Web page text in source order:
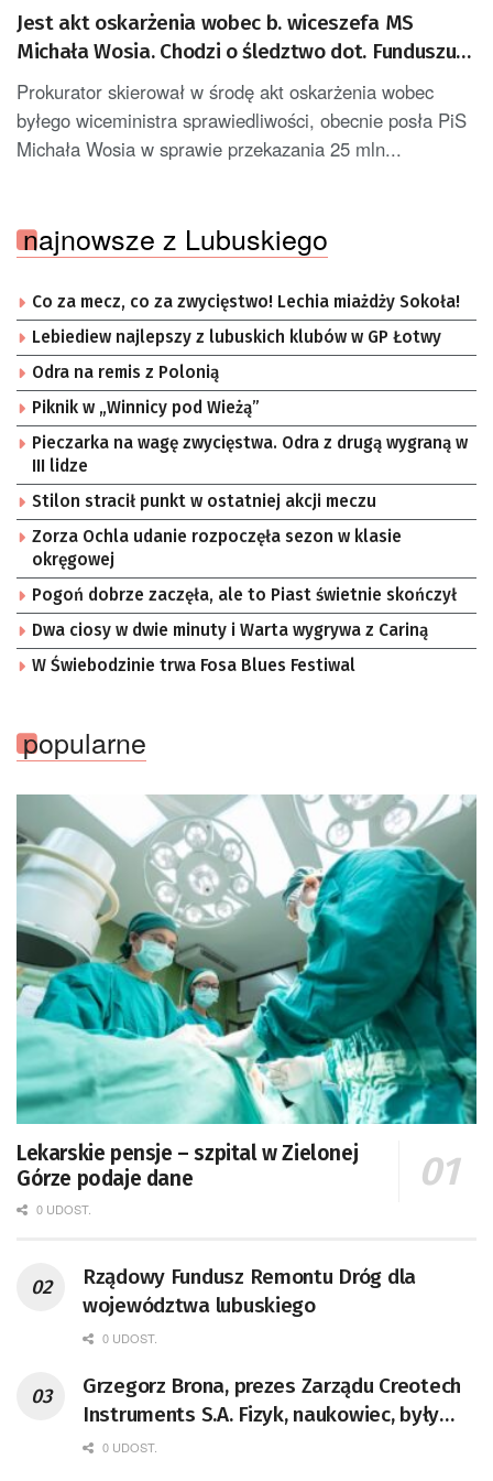
Jest akt oskarżenia wobec b. wiceszefa MS
Michała Wosia. Chodzi o śledztwo dot. Funduszu
Sprawiedliwości
Prokurator skierował w środę akt oskarżenia wobec
byłego wiceministra sprawiedliwości, obecnie posła PiS
Michała Wosia w sprawie przekazania 25 mln...
najnowsze z Lubuskiego
Co za mecz, co za zwycięstwo! Lechia miażdży Sokoła!
Lebiediew najlepszy z lubuskich klubów w GP Łotwy
Odra na remis z Polonią
Piknik w „Winnicy pod Wieżą”
Pieczarka na wagę zwycięstwa. Odra z drugą wygraną w
III lidze
Stilon stracił punkt w ostatniej akcji meczu
Zorza Ochla udanie rozpoczęła sezon w klasie
okręgowej
Pogoń dobrze zaczęła, ale to Piast świetnie skończył
Dwa ciosy w dwie minuty i Warta wygrywa z Cariną
W Świebodzinie trwa Fosa Blues Festiwal
popularne
Lekarskie pensje – szpital w Zielonej
Górze podaje dane
0 UDOST.
Rządowy Fundusz Remontu Dróg dla
województwa lubuskiego
0 UDOST.
Grzegorz Brona, prezes Zarządu Creotech
Instruments S.A. Fizyk, naukowiec, były
pracownik CERN w Genewie,
0 UDOST.